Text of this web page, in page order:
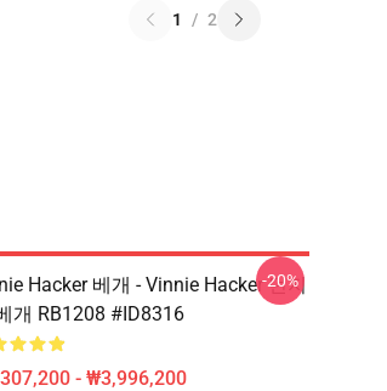
1 / 2
Hacker 베개 - Vinnie Hacker 던지
개 RB1208 #ID8316
- ₩3,996,200
-20%